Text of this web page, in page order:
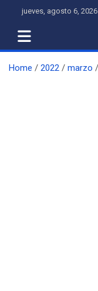
content
jueves, agosto 6, 2026
Home 2022 marzo